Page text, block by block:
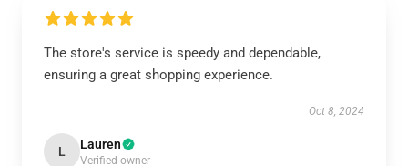
The store's service is speedy and dependable,
ensuring a great shopping experience.
Oct 8, 2024
L Lauren
Verified owner